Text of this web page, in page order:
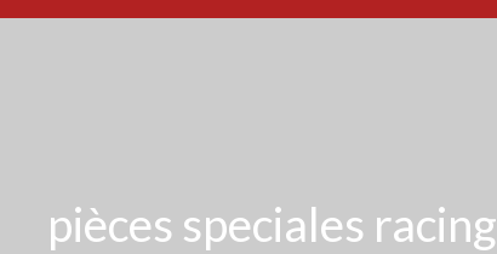
pièces speciales racing